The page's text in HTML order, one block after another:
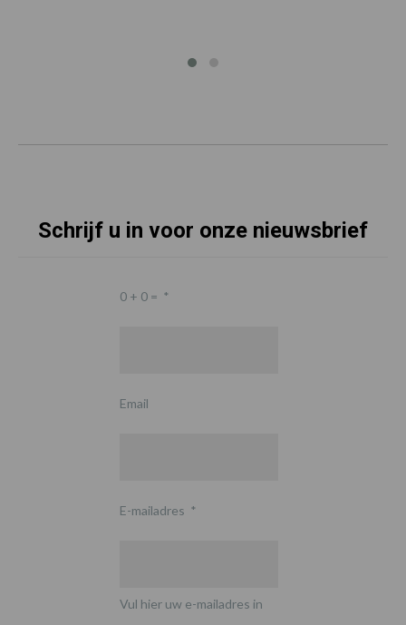
Schrijf u in voor onze nieuwsbrief
0 + 0 = *
Email
E-mailadres *
Vul hier uw e-mailadres in